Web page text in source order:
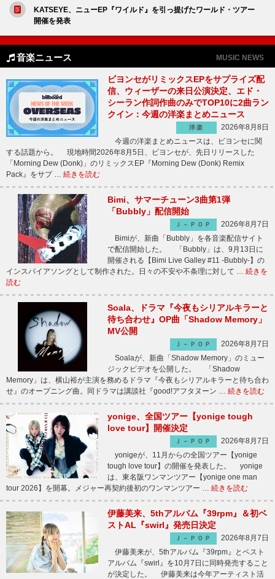
KATSEYE、ニューEP『ワイルド』を引っ提げたワールド・ツアー
開催を発表
音楽ニュース MUSIC NEWS
ビヨンセがリミックスEPをサプライズ配
信、ウィーザーの来日公演決定、エド・
シーラン作詞作曲のみでTOP10に2曲ラン
クイン：今週の洋楽まとめニュース
洋楽
2026年8月8日
今週の洋楽まとめニュースは、ビヨンセに関
する話題から。 現地時間2026年8月5日、ビヨンセが、先日リリースした
「Morning Dew (Donk)」のリミックスEP『Morning Dew (Donk) Remix
Pack』をサプ … 続きを読む
Bimi、サマーチューン3曲第1弾
「Bubbly」配信開始
Ｊ－ＰＯＰ
2026年8月7日
Bimiが、新曲「Bubbly」を各音楽配信サイト
で配信開始した。 「Bubbly」は、9月13日に
開催される【Bimi Live Galley #11 -Bubbly-】の
インスパイアソングとして制作された。日々の不安や不条理に対して … 続きを
読む
Soala、ドラマ『今夜もシリアルキラーと
待ち合わせ』OP曲「Shadow Memory」
MV公開
Ｊ－ＰＯＰ
2026年8月7日
Soalaが、新曲「Shadow Memory」のミュー
ジックビデオを公開した。 「Shadow
Memory」は、横山裕が主演を務めるドラマ『今夜もシリアルキラーと待ち合わ
せ』のオープニング曲。同ドラマは講談社『good!アフタヌーン … 続きを読む
yonige、全国ツアー【yonige tough
love tour】開催決定
Ｊ－ＰＯＰ
2026年8月7日
yonigeが、11月からの全国ツアー【yonige
tough love tour】の開催を発表した。 yonige
は、東名阪ワンマンツアー【yonige one man
tour 2026】を開幕。メジャー再契約後初のワンマンツアー … 続きを読む
伊藤美来、5thアルバム『39rpm』＆初ベ
ストAL『swirl』発売日決定
Ｊ－ＰＯＰ
2026年8月7日
伊藤美来が、5thアルバム『39rpm』とベスト
アルバム『swirl』を10月7日に同時発売すること
が決定した。 伊藤美来は今年アーティスト活